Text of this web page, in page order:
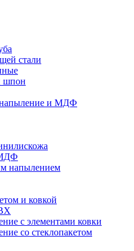
стали
шпон
и МДФ
напылением
и ковкой
с элементами ковки
со стеклопакетом